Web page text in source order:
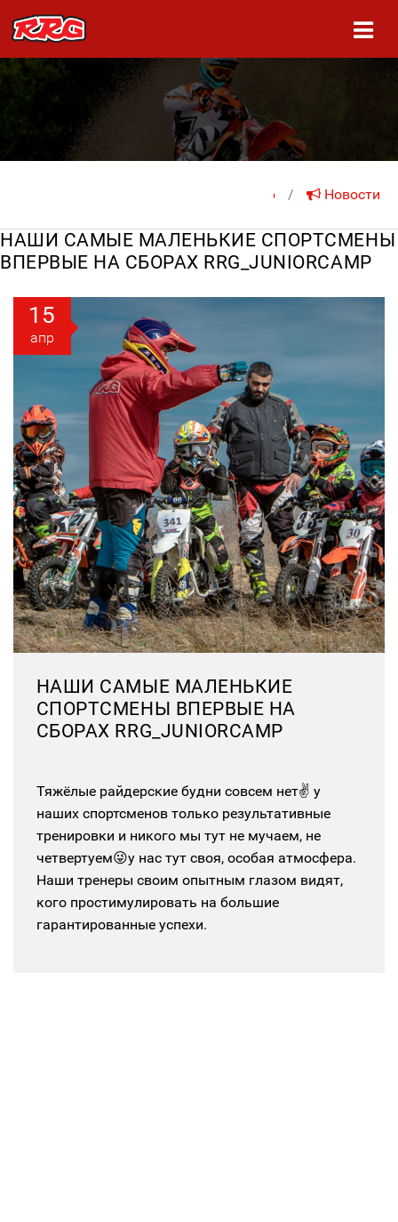
На главную / Новости
НАШИ САМЫЕ МАЛЕНЬКИЕ СПОРТСМЕНЫ
ВПЕРВЫЕ НА СБОРАХ RRG_JUNIORCAMP
15
апр
НАШИ САМЫЕ МАЛЕНЬКИЕ
СПОРТСМЕНЫ ВПЕРВЫЕ НА
СБОРАХ RRG_JUNIORCAMP
Тяжёлые райдерские будни совсем нет✌ у
наших спортсменов только результативные
тренировки и никого мы тут не мучаем, не
четвертуем😜у нас тут своя, особая атмосфера.
Наши тренеры своим опытным глазом видят,
кого простимулировать на большие
гарантированные успехи.